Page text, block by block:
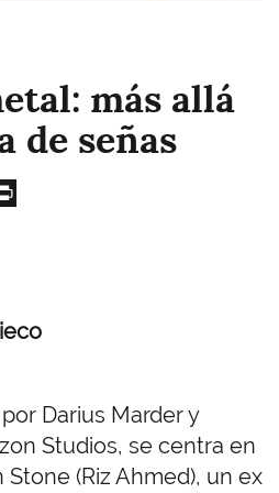
más allá
de señas
Darius Marder y
Studios, se centra en
(Riz Ahmed), un ex